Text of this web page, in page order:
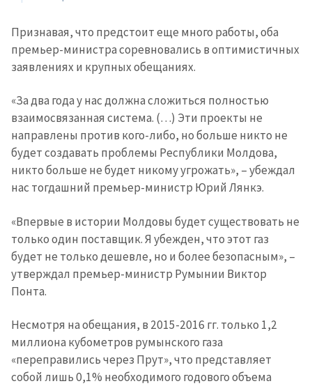
Признавая, что предстоит еще много работы, оба
премьер-министра соревновались в оптимистичных
заявлениях и крупных обещаниях.
«За два года у нас должна сложиться полностью
взаимосвязанная система. (…) Эти проекты не
направлены против кого-либо, но больше никто не
будет создавать проблемы Республики Молдова,
никто больше не будет никому угрожать», – убеждал
нас тогдашний премьер-министр Юрий Лянкэ.
«Впервые в истории Молдовы будет существовать не
только один поставщик. Я убежден, что этот газ
будет не только дешевле, но и более безопасным», –
утверждал премьер-министр Румынии Виктор
Понта.
Несмотря на обещания, в 2015-2016 гг. только 1,2
миллиона кубометров румынского газа
«переправились через Прут», что представляет
собой лишь 0,1% необходимого годового объема